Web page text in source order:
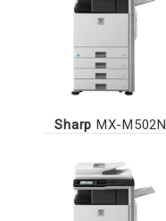
Sharp MX-M502N